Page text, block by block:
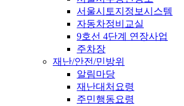
서울시토지정보시스템
자동차정비교실
9호선 4단계 연장사업
주차장
재난/안전/민방위
알림마당
재난대처요령
주민행동요령